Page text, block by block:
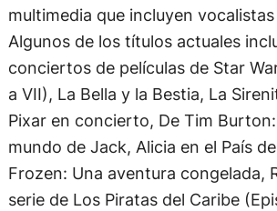
multimedia que incluyen
Algunos de los títulos actuales
conciertos de películas de Star
a VII), La Bella y la Bestia, La
Pixar en concierto, De Tim
mundo de Jack, Alicia en el País
Frozen: Una aventura congelada,
serie de Los Piratas del Caribe